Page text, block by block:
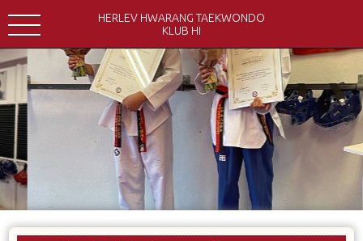
HERLEV HWARANG TAEKWONDO
KLUB HI